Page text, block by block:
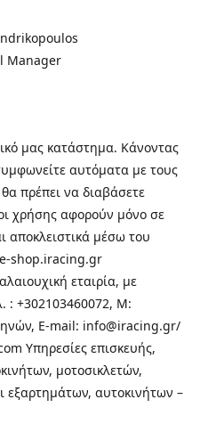
Manager
μας κατάστημα. Κάνοντας
αυτόματα με τους
πρέπει να διαβάσετε
χρήσης αφορούν μόνο σε
αποκλειστικά μέσω του
shop.iracing.gr
εταιρία, με
: +302103460072, M:
E-mail: info@iracing.gr/
Υπηρεσίες επισκευής,
μοτοσικλετών,
εξαρτημάτων, αυτοκινήτων –